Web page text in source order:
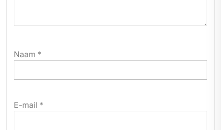
Naam *
E-mail *